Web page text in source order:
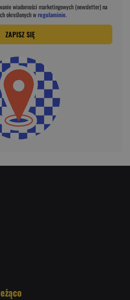
wiadomości marketingowych (newsletter) na
określonych wregulaminie.
ZAPISZ SIĘ